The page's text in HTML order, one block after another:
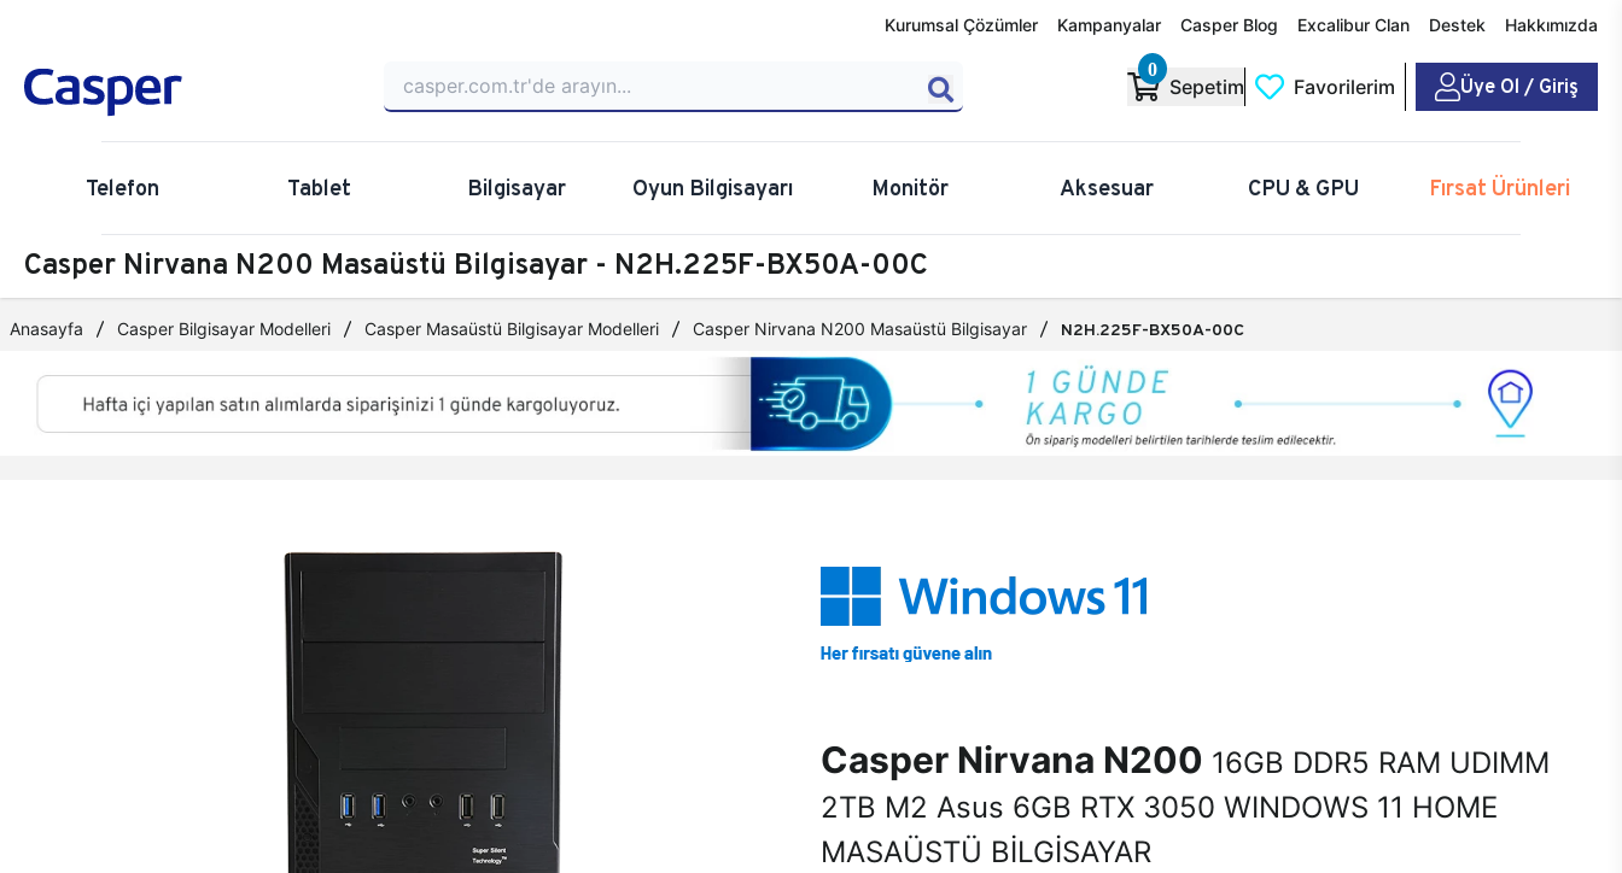
Kurumsal Çözümler Kampanyalar Casper Blog Excalibur Clan Destek Hakkımızda
0
Sepetim Favorilerim Üye Ol / Giriş
Telefon Tablet Bilgisayar Oyun Bilgisayarı Monitör Aksesuar CPU & GPU Fırsat Ürünleri
Casper Nirvana N200 Masaüstü Bilgisayar - N2H.225F-BX50A-00C
Anasayfa Casper Bilgisayar Modelleri Casper Masaüstü Bilgisayar Modelleri Casper Nirvana N200 Masaüstü Bilgisayar N2H.225F-BX50A-00C
Casper Nirvana N200 16GB DDR5 RAM UDIMM
2TB M2 Asus 6GB RTX 3050 WINDOWS 11 HOME
MASAÜSTÜ BİLGİSAYAR